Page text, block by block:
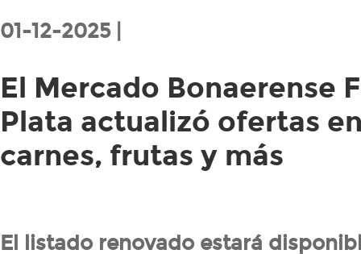
01-12-2025 |
El Mercado Bonaerense
Plata actualizó ofertas
carnes, frutas y más
El listado renovado estará